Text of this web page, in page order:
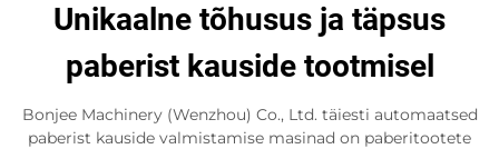
Unikaalne tõhusus ja täpsus
paberist kauside tootmisel
Bonjee Machinery (Wenzhou) Co., Ltd. täiesti automaatsed
paberist kauside valmistamise masinad on paberitootete